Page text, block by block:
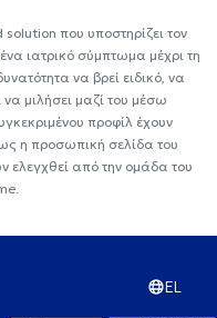
που υποστηρίζει τον
ιατρικό σύμπτωμα μέχρι τη
να βρεί ειδικό, να
μιλήσει μαζί του μέσω
προφίλ έχουν
η προσωπική σελίδα του
ελεγχθεί από την ομάδα του
EL